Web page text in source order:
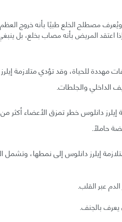
ويُعرف مصطلح الخلع طبيًا بأنه خروج
اعتقد المريض بأنه مصاب بخلع، بل
للحياة، وقد تؤدي متلازمة إيلرز
الداخلي والجلطات.
دانلوس خطر تمزق الأعضاء أكثر
حاملًا.
إيلرز دانلوس إلى نمطها، وتشمل
عبر القلب.
يعرف بالجنف.